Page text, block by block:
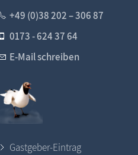
+49 (0)38 202 – 306 87
0173 - 624 37 64
E-Mail schreiben
Gastgeber-Eintrag